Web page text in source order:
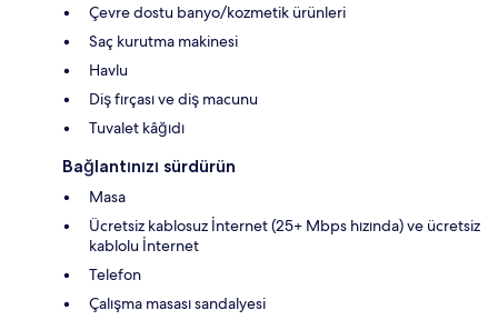
Çevre dostu banyo/kozmetik ürünleri
Saç kurutma makinesi
Havlu
Diş fırçası ve diş macunu
Tuvalet kâğıdı
Bağlantınızı sürdürün
Masa
Ücretsiz kablosuz İnternet (25+ Mbps hızında) ve ücretsiz
kablolu İnternet
Telefon
Çalışma masası sandalyesi